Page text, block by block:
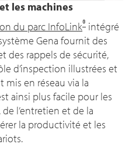
les machines
du parc InfoLink® intégré
Gena fournit des
des rappels de sécurité,
d’inspection illustrées et
mis en réseau via la
ainsi plus facile pour les
l’entretien et de la
la productivité et les